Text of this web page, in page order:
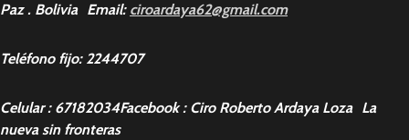
Paz . Bolivia Email: ciroardaya62@gmail.com
Teléfono fijo: 2244707
Celular : 67182034Facebook : Ciro Roberto Ardaya Loza La
nueva sin fronteras